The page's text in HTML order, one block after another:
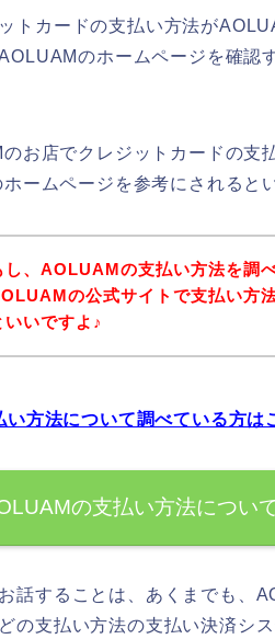
トカードの支払い方法が
のホームページを確認
お店でクレジットカードの支
ームページを参考にされると
し、AOLUAMの支払い方法を調
の公式サイトで支払い方
いいですよ♪
方法について調べている方は
の支払い方法につい
話することは、あくまでも、
の支払い方法の支払い決済シ